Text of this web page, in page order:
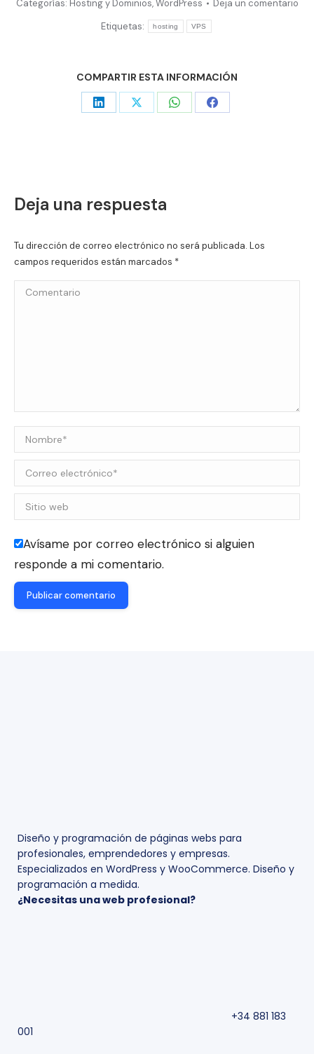
Categorías: Hosting y Dominios,WordPress
Deja un comentario
Etiquetas:
hosting VPS
COMPARTIR ESTA INFORMACIÓN
Share Share Share Share
Deja una respuesta
Tu dirección de correo electrónico no será publicada. Los
campos requeridos están marcados *
Comentario
Nombre *
Correo electrónico *
Sitio web
Avísame por correo electrónico si alguien
responde a mi comentario.
Publicar comentario
Diseño y programación de páginas webs para
profesionales, emprendedores y empresas.
Especializados en WordPress y WooCommerce. Diseño y
programación a medida.
¿Necesitas una web profesional?
+34 881 183
001